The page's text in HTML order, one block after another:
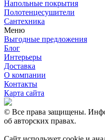
Напольные покрытия
Полотенцесушители
Сантехника
Меню
Выгодные предложения
Блог
Интерьеры
Доставка
О компании
Контакты
Карта сайта
© Все права защищены.
об авторских правах.